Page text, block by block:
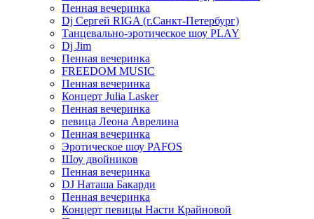
Пенная вечеринка
Dj Сергей RIGA (г.Санкт-Петербург)
Танцевально-эротическое шоу PLAY
Dj Jim
Пенная вечеринка
FREEDOM MUSIC
Пенная вечеринка
Концерт Julia Lasker
Пенная вечеринка
певица Леона Аврелина
Пенная вечеринка
Эротическое шоу PAFOS
Шоу двойников
Пенная вечеринка
DJ Наташа Бакарди
Пенная вечеринка
Концерт певицы Насти Крайновой